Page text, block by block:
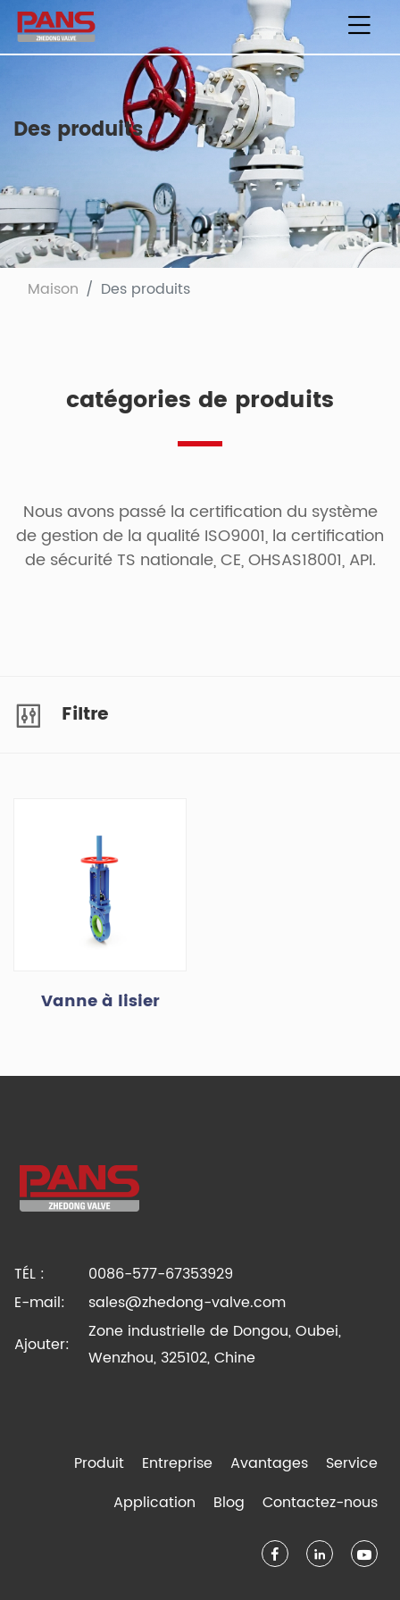
Des produits
Maison Des produits
catégories de produits
Nous avons passé la certification du système
de gestion de la qualité ISO9001, la certification
de sécurité TS nationale, CE, OHSAS18001, API.
Filtre
Vanne à lisier
TÉL :
0086-577-67353929
E-mail:
sales@zhedong-valve.com
Ajouter:
Zone industrielle de Dongou, Oubei,
Wenzhou, 325102, Chine
Produit Entreprise Avantages
Service
Application
Blog Contactez-nous